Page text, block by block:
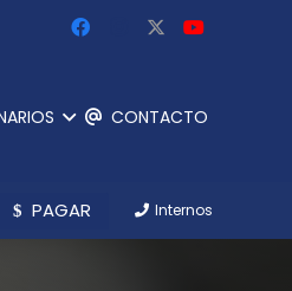
CONTACTO
PAGAR Internos